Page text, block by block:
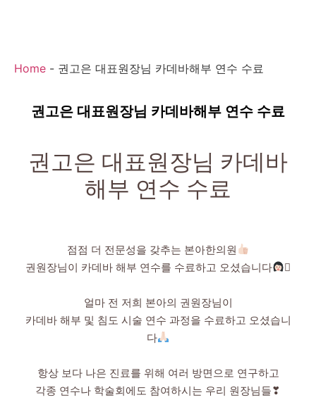
Home - 권고은 대표원장님 카데바해부 연수 수료
권고은 대표원장님 카데바해부 연수 수료
권고은 대표원장님 카데바
해부 연수 수료
점점 더 전문성을 갖추는 본아한의원
권원장님이 카데바 해부 연수를 수료하고 오셨습니다
‍⚕
얼마 전 저희 본아의 권원장님이
카데바 해부 및 침도 시술 연수 과정을 수료하고 오셨습니
다
항상 보다 나은 진료를 위해 여러 방면으로 연구하고
각종 연수나 학술회에도 참여하시는 우리 원장님들❣